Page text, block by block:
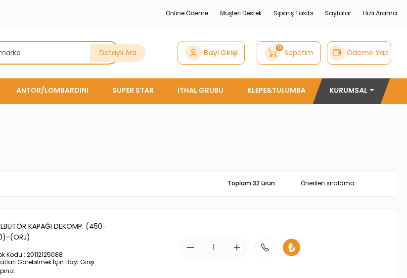
Online Ödeme Müşteri Destek Sipariş Takibi Sayfalar Hızlı Arama
Detaylı Ara Bayi Girişi 0 Sepetim Ödeme Yap
ANTOR/LOMBARDINI SUPER STAR İTHAL GRUBU KLEPE&TULUMBA KURUMSAL
Toplam 32 ürün
KAPAĞI DEKOMP. (450-
(ORJ)
Kodu : 20112125088
Görebilmek İçin Bayi Girişi